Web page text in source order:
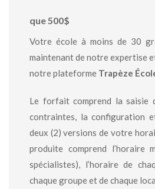
que 500$
Votre école à moins de 30
maintenant de notre expertise
notre plateforme Trapèze
Le forfait comprend la saisie
contraintes, la configuration
deux (2) versions de votre
produite comprend l’horaire
spécialistes), l’horaire de
chaque groupe et de chaque